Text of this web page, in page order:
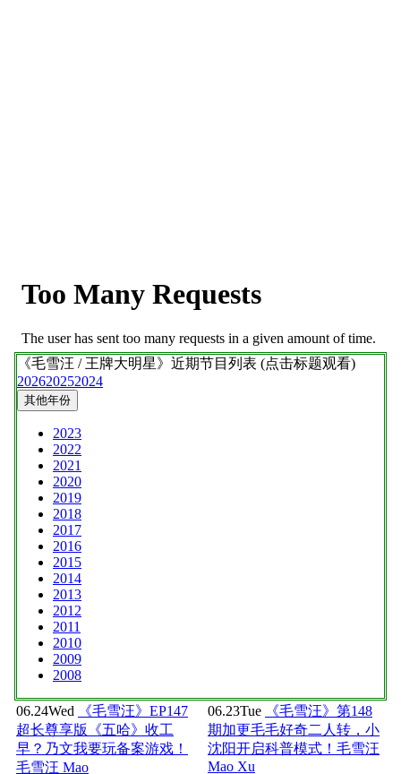
《毛雪汪 / 王牌大明星》 近期节目列表 (点击标题观看)
202620252024
其他年份
2023
2022
2021
2020
2019
2018
2017
2016
2015
2014
2013
2012
2011
2010
2009
2008
06.24Wed
《毛雪汪》EP147
超长尊享版《五哈》收工
早？乃文我要玩备案游戏！
毛雪汪 Mao
06.23Tue
《毛雪汪》第148
期加更毛毛好奇二人转，小
沈阳开启科普模式！毛雪汪
Mao Xu